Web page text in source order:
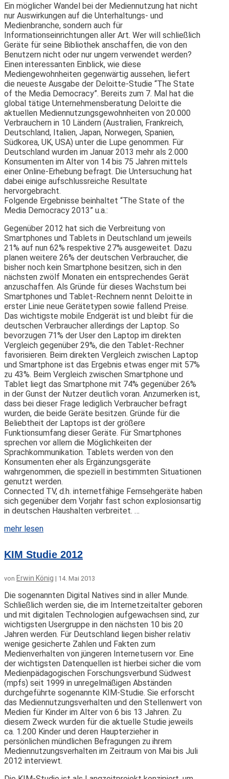
Ein möglicher Wandel bei der Mediennutzung hat nicht
nur Auswirkungen auf die Unterhaltungs- und
Medienbranche, sondern auch für
Informationseinrichtungen aller Art. Wer will schließlich
Geräte für seine Bibliothek anschaffen, die von den
Benutzern nicht oder nur ungern verwendet werden?
Einen interessanten Einblick, wie diese
Mediengewohnheiten gegenwärtig aussehen, liefert
die neueste Ausgabe der Deloitte-Studie “The State
of the Media Democracy”. Bereits zum 7. Mal hat die
global tätige Unternehmensberatung Deloitte die
aktuellen Mediennutzungsgewohnheiten von 20.000
Verbrauchern in 10 Ländern (Australien, Frankreich,
Deutschland, Italien, Japan, Norwegen, Spanien,
Südkorea, UK, USA) unter die Lupe genommen. Für
Deutschland wurden im Januar 2013 mehr als 2.000
Konsumenten im Alter von 14 bis 75 Jahren mittels
einer Online-Erhebung befragt. Die Untersuchung hat
dabei einige aufschlussreiche Resultate
hervorgebracht.
Folgende Ergebnisse beinhaltet “The State of the
Media Democracy 2013” u.a.:
Gegenüber 2012 hat sich die Verbreitung von
Smartphones und Tablets in Deutschland um jeweils
21% auf nun 62% respektive 27% ausgeweitet. Dazu
planen weitere 26% der deutschen Verbraucher, die
bisher noch kein Smartphone besitzen, sich in den
nächsten zwölf Monaten ein entsprechendes Gerät
anzuschaffen. Als Gründe für dieses Wachstum bei
Smartphones und Tablet-Rechnern nennt Deloitte in
erster Linie neue Gerätetypen sowie fallend Preise.
Das wichtigste mobile Endgerät ist und bleibt für die
deutschen Verbraucher allerdings der Laptop. So
bevorzugen 71% der User den Laptop im direkten
Vergleich gegenüber 29%, die den Tablet-Rechner
favorisieren. Beim direkten Vergleich zwischen Laptop
und Smartphone ist das Ergebnis etwas enger mit 57%
zu 43%. Beim Vergleich zwischen Smartphone und
Tablet liegt das Smartphone mit 74% gegenüber 26%
in der Gunst der Nutzer deutlich voran. Anzumerken ist,
dass bei dieser Frage lediglich Verbraucher befragt
wurden, die beide Geräte besitzen. Gründe für die
Beliebtheit der Laptops ist der größere
Funktionsumfang dieser Geräte. Für Smartphones
sprechen vor allem die Möglichkeiten der
Sprachkommunikation. Tablets werden von den
Konsumenten eher als Ergänzungsgeräte
wahrgenommen, die speziell in bestimmten Situationen
genutzt werden.
Connected TV, d.h. internetfähige Fernsehgeräte haben
sich gegenüber dem Vorjahr fast schon explosionsartig
in deutschen Haushalten verbreitet. …
mehr lesen
KIM Studie 2012
von Erwin König | 14. Mai 2013
Die sogenannten Digital Natives sind in aller Munde.
Schließlich werden sie, die im Internetzeitalter geboren
und mit digitalen Technologien aufgewachsen sind, zur
wichtigsten Usergruppe in den nächsten 10 bis 20
Jahren werden. Für Deutschland liegen bisher relativ
wenige gesicherte Zahlen und Fakten zum
Medienverhalten von jüngeren Internetusern vor. Eine
der wichtigsten Datenquellen ist hierbei sicher die vom
Medienpädagogischen Forschungsverbund Südwest
(mpfs) seit 1999 in unregelmäßigen Abständen
durchgeführte sogenannte KIM-Studie. Sie erforscht
das Mediennutzungsverhalten und den Stellenwert von
Medien für Kinder im Alter von 6 bis 13 Jahren. Zu
diesem Zweck wurden für die aktuelle Studie jeweils
ca. 1.200 Kinder und deren Haupterzieher in
persönlichen mündlichen Befragungen zu ihrem
Mediennutzungsverhalten im Zeitraum von Mai bis Juli
2012 interviewt.